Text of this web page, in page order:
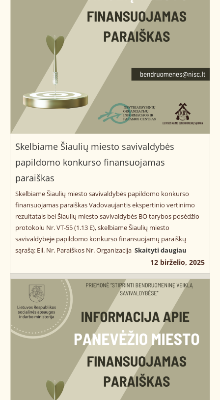
Skelbiame Šiaulių miesto savivaldybės
papildomo konkurso finansuojamas
paraiškas
Skelbiame Šiaulių miesto savivaldybės papildomo konkurso
finansuojamas paraiškas Vadovaujantis ekspertinio vertinimo
rezultatais bei Šiaulių miesto savivaldybės BO tarybos posėdžio
protokolu Nr. VT-55 (1.13 E), skelbiame Šiaulių miesto
savivaldybėje papildomo konkurso finansuojamų paraiškų
sąrašą: Eil. Nr. Paraiškos Nr. Organizacija Skaityti daugiau
12 birželio, 2025